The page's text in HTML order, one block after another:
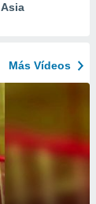
Más Vídeos